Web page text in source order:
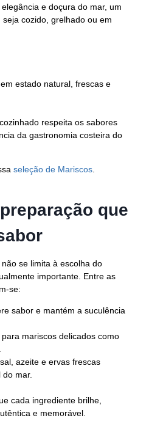
elegância e doçura do mar, um
cozido, grelhado ou em
estado natural, frescas e
respeita os sabores
da gastronomia costeira do
seleção de Mariscos
que
não se limita à escolha do
importante. Entre as
se:
sabor e mantém a suculência
para mariscos delicados como
sal, azeite e ervas frescas
mar.
cada ingrediente brilhe,
e memorável.